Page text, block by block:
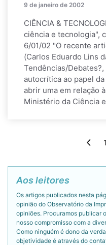
9 de janeiro de 2002
CIÊNCIA &
ciência e tecnologia",
6/01/02 "O recente
(Carlos Eduardo Lins
Tendências/
autocrítica ao papel
abrir uma em relação
Ministério da Ciência
1
Aos leitores
Os artigos publicados nesta
opinião do Observatório da
opiniões. Procuramos publicar
nosso compromisso com a
Como ninguém é dono da
objetividade é através do